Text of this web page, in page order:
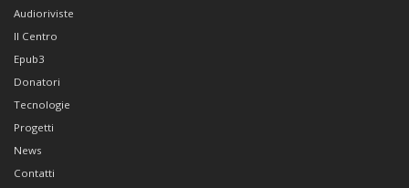
Audioriviste
Il Centro
Epub3
Donatori
Tecnologie
Progetti
News
Contatti